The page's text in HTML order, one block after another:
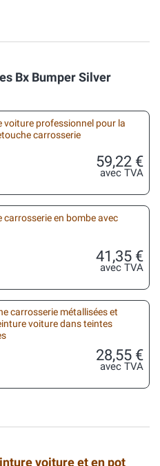
Bx Bumper Silver
voiture professionnel pour la
carrosserie
59,22 €
avec TVA
carrosserie en bombe avec
41,35 €
avec TVA
carrosserie métallisées et
voiture dans teintes
28,55 €
avec TVA
voiture et en pot